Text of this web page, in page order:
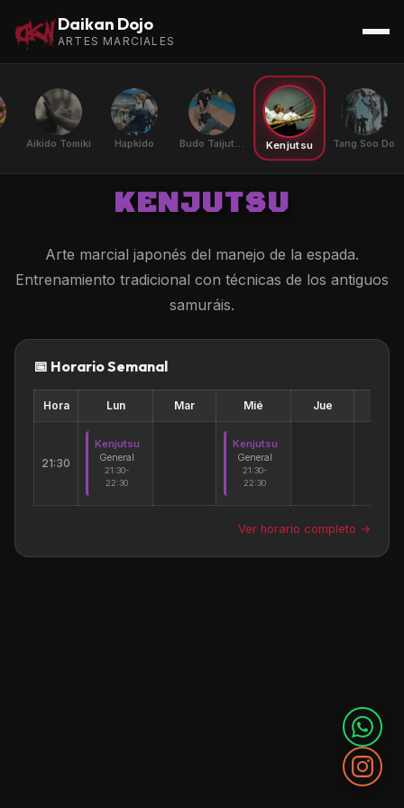
Daikan Dojo
ARTES MARCIALES
Aikido Tomiki Hapkido Budo Taijutsu | DPPKenjutsu Tang Soo Do
KENJUTSU
Arte marcial japonés del manejo de la espada.
Entrenamiento tradicional con técnicas de los antiguos
samuráis.
📅 Horario Semanal
Hora Lun Mar Mié Jue
21:30
Kenjutsu
General
21:30-
22:30
Kenjutsu
General
21:30-
22:30
Ver horario completo →